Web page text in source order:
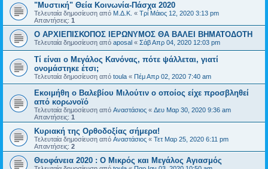
"Μυστική" Θεία Κοινωνία-Πάσχα 2020
Τελευταία δημοσίευση από Μ.Δ.Κ. « Τρί Μάιος 12, 2020 3:13 pm
Απαντήσεις: 1
Ο ΑΡΧΙΕΠΙΣΚΟΠΟΣ ΙΕΡΩΝΥΜΟΣ ΘΑ ΒΑΛΕΙ ΒΗΜΑΤΟΔΟΤΗ
Τελευταία δημοσίευση από aposal « Σάβ Απρ 04, 2020 12:03 pm
Τί είναι ο Μεγάλος Κανόνας, πότε ψάλλεται, γιατί
ονομάστηκε έτσι;
Τελευταία δημοσίευση από toula « Πέμ Απρ 02, 2020 7:40 am
Εκοιμήθη ο Βαλεβίου Μιλούτιν ο οποίος είχε προσβληθεί
από κορωνοϊό
Τελευταία δημοσίευση από Αναστάσιος « Δευ Μαρ 30, 2020 9:36 am
Απαντήσεις: 1
Κυριακή της Ορθοδοξίας σήμερα!
Τελευταία δημοσίευση από Αναστάσιος « Τετ Μαρ 25, 2020 6:11 pm
Απαντήσεις: 2
Θεοφάνεια 2020 : Ο Μικρός και Μεγάλος Αγιασμός